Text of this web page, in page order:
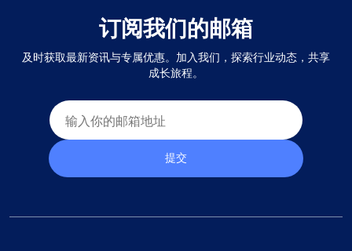
订阅我们的邮箱
及时获取最新资讯与专属优惠。加入我们，探索行业动态，共享
成长旅程。
提交